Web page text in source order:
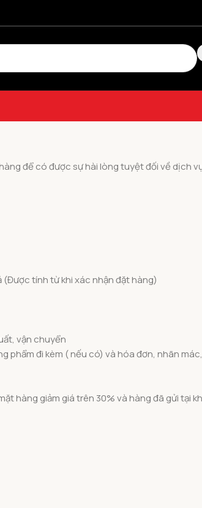
để có được sự hài lòng tuyệt đối về dịch
tính từ khi xác nhận đặt hàng)
vận chuyển
phẩm đi kèm ( nếu có) và hóa đơn, nhãn
hàng giảm giá trên 30% và hàng đã gửi tại